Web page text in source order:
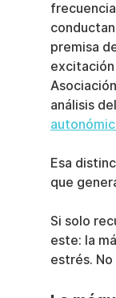
premisa
análisis del
Esa
que
Si solo
este: la
estrés.